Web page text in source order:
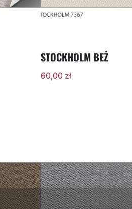
STOCKHOLM BEŻ
60,00 zł